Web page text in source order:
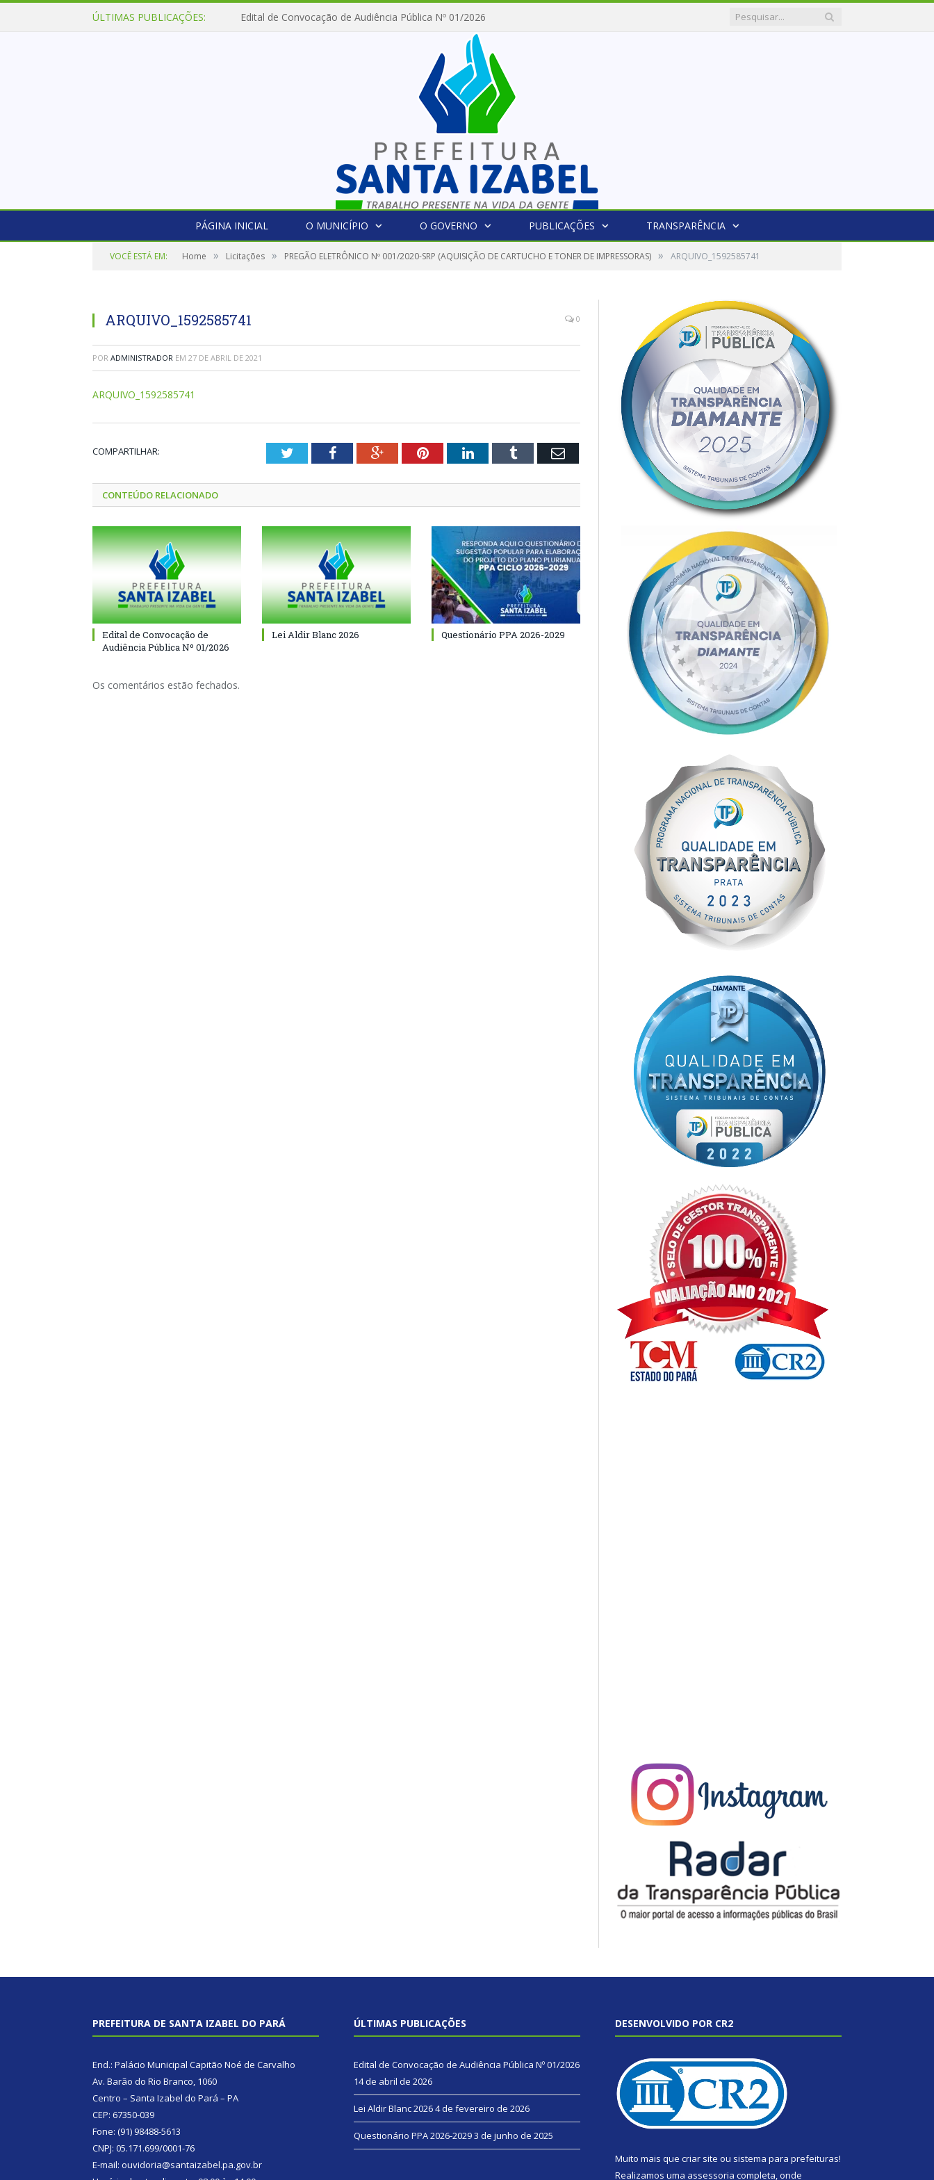
ÚLTIMAS PUBLICAÇÕES: Edital de Convocação de Audiência Pública Nº 01/2026
PÁGINA INICIAL O MUNICÍPIO O GOVERNO PUBLICAÇÕES TRANSPARÊNCIA
VOCÊ ESTÁ EM: Home » Licitações » PREGÃO ELETRÔNICO Nº 001/2020-SRP (AQUISIÇÃO DE CARTUCHO E TONER DE IMPRESSORAS) » ARQUIVO_1592585741
ARQUIVO_1592585741 0
POR ADMINISTRADOR EM 27 DE ABRIL DE 2021
ARQUIVO_1592585741
COMPARTILHAR: TwitterFacebookGoogle+PinterestLinkedInTumblr Email
CONTEÚDO RELACIONADO
Edital de Convocação de
Audiência Pública Nº 01/2026
Lei Aldir Blanc 2026 Questionário PPA 2026-2029
Os comentários estão fechados.
PREFEITURA DE SANTA IZABEL DO PARÁ
End.: Palácio Municipal Capitão Noé de Carvalho
Av. Barão do Rio Branco, 1060
Centro – Santa Izabel do Pará – PA
CEP: 67350-039
Fone: (91) 98488-5613
CNPJ: 05.171.699/0001-76
E-mail: ouvidoria@santaizabel.pa.gov.br
ÚLTIMAS PUBLICAÇÕES
Edital de Convocação de Audiência Pública Nº 01/2026
14 de abril de 2026
Lei Aldir Blanc 20264 de fevereiro de 2026
Questionário PPA 2026-20293 de junho de 2025
DESENVOLVIDO POR CR2
Muito mais que criar site ou sistema para prefeituras!
Realizamos uma assessoria completa, onde